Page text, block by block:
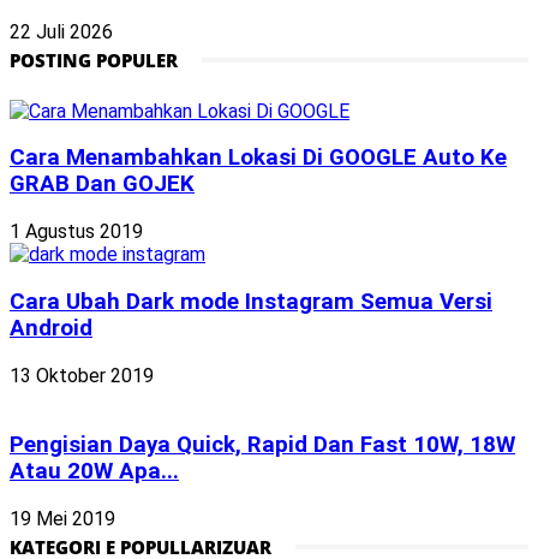
22 Juli 2026
POSTING POPULER
Cara Menambahkan Lokasi Di GOOGLE Auto Ke
GRAB Dan GOJEK
1 Agustus 2019
Cara Ubah Dark mode Instagram Semua Versi
Android
13 Oktober 2019
Pengisian Daya Quick, Rapid Dan Fast 10W, 18W
Atau 20W Apa...
19 Mei 2019
KATEGORI E POPULLARIZUAR